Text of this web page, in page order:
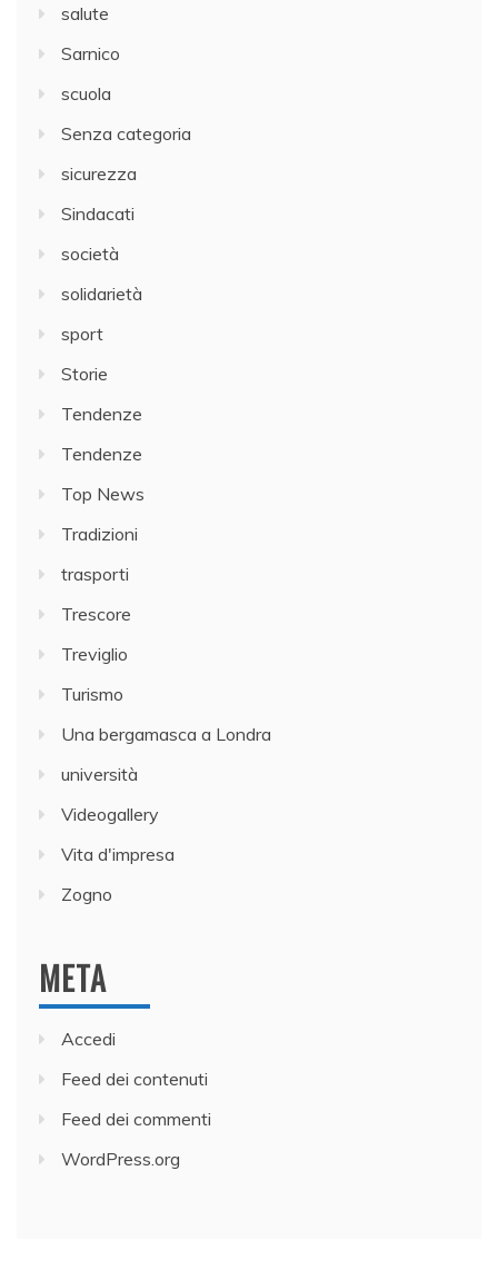
salute
Sarnico
scuola
Senza categoria
sicurezza
Sindacati
società
solidarietà
sport
Storie
Tendenze
Tendenze
Top News
Tradizioni
trasporti
Trescore
Treviglio
Turismo
Una bergamasca a Londra
università
Videogallery
Vita d'impresa
Zogno
META
Accedi
Feed dei contenuti
Feed dei commenti
WordPress.org